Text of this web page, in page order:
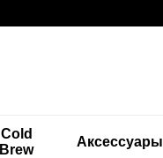
Cold
Brew
Аксессуары